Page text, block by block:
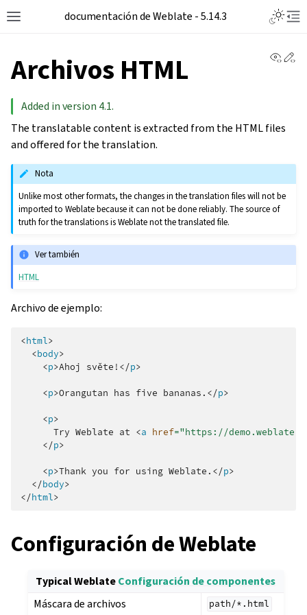
documentación de Weblate - 5.14.3
Archivos HTML
Added in version 4.1.
The translatable content is extracted from the HTML files
and offered for the translation.
Nota
Unlike most other formats, the changes in the translation files will not be
imported to Weblate because it can not be done reliably. The source of
truth for the translations is Weblate not the translated file.
Ver también
HTML
Archivo de ejemplo:
<html>
<body>
<p>Ahoj světe! </p>
<p>Orangutan has five bananas. </p>
<p>
      Try Weblate at
<a href="https://
</p>
<p>Thank you for using Weblate. </p>
</body>
</html>
Configuración de Weblate
Typical WeblateConfiguración de componentes
Máscara de archivos
path/*.html